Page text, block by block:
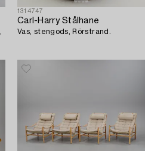
1314747
Carl-Harry Stålhane
Vas, stengods, Rörstrand.